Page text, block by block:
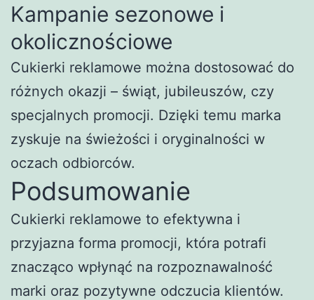
Kampanie sezonowe i
okolicznościowe
Cukierki reklamowe można dostosować do
różnych okazji – świąt, jubileuszów, czy
specjalnych promocji. Dzięki temu marka
zyskuje na świeżości i oryginalności w
oczach odbiorców.
Podsumowanie
Cukierki reklamowe to efektywna i
przyjazna forma promocji, która potrafi
znacząco wpłynąć na rozpoznawalność
marki oraz pozytywne odczucia klientów.